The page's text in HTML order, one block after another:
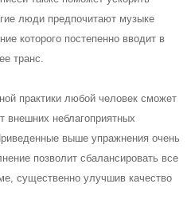
люди предпочитают музыке
которого постепенно вводит в
транс.
практики любой человек сможет
внешних неблагоприятных
выше упражнения очень
позволит сбалансировать все
существенно улучшив качество